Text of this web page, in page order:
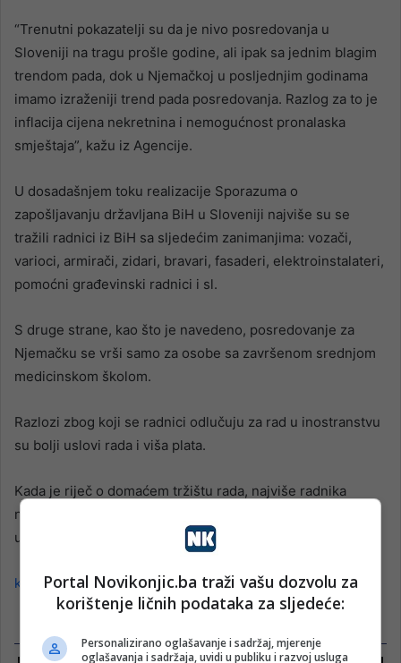
“Trenutni pokazatelji su da je nivo posredovanja u
Sloveniji na tragu prošle godine, ali ipak sa jednim blagim
trendom pada, dok u Njemačkoj u posljednjim godinama
imamo izraženiji trend pada posredovanja. Razlog za to je
inflacija cijena nekretnina i nemogućnost pronalaska
smještaja”, kažu iz Agencije.
U dosadašnjem toku realizacije Sporazuma o
zapošljavanju državljana BiH u Sloveniji najviše su se
tražili radnici iz BiH sa sljedećim zanimanjima: vozači,
varioci, armirači, zidari, bravari, fasaderi, elektroinstalateri,
pomoćni građevinski radnici i sl.
S druge strane, kao što je navedeno, posredovanje za
Njemačku se vrši samo za osobe sa završenom srednjom
medicinskom školom.
Razlozi zbog koji se radnici odlučuju za rad u inostranstvu
su bolji uslovi rada i viša plata.
Kada je riječ o domaćem tržištu rada, najviše radnika
nedostaje
u građevinskom sektoru i sektoru prerađivačke industrije.
klix.baPortal Novikonjic.ba traži vašu dozvolu za
korištenje ličnih podataka za sljedeće:
Personalizirano oglašavanje i sadržaj, mjerenje
oglašavanja i sadržaja, uvidi u publiku i razvoj usluga